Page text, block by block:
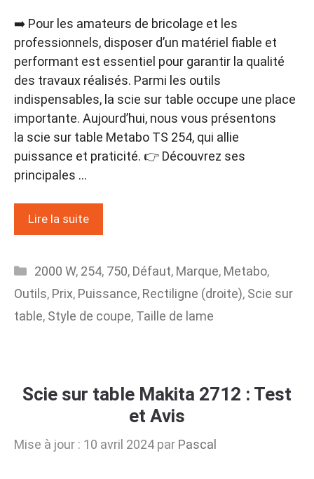
➡️ Pour les amateurs de bricolage et les
professionnels, disposer d’un matériel fiable et
performant est essentiel pour garantir la qualité
des travaux réalisés. Parmi les outils
indispensables, la scie sur table occupe une place
importante. Aujourd’hui, nous vous présentons
la scie sur table Metabo TS 254, qui allie
puissance et praticité. 👉 Découvrez ses
principales …
Lire la suite
Catégories
2000 W, 254, 750, Défaut, Marque, Metabo,
Outils, Prix, Puissance, Rectiligne (droite), Scie sur
table, Style de coupe, Taille de lame
Scie sur table Makita 2712 : Test
et Avis
Mise à jour : 10 avril 2024 par Pascal